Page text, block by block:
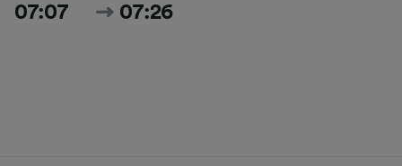
07:07 07:26